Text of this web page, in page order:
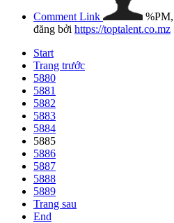
Comment Link
đăng bởi https://toptalent.co.mz
Start
Trang trước
5880
5881
5882
5883
5884
5885
5886
5887
5888
5889
Trang sau
End